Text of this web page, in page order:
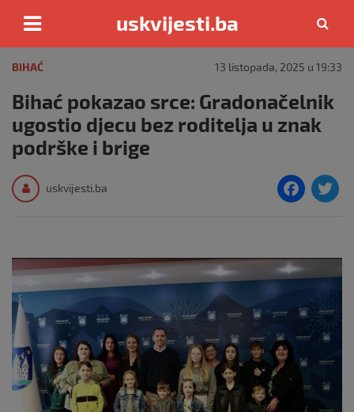
content
uskvijesti.ba
BIHAĆ 13 listopada, 2025 u 19:33
Bihać pokazao srce: Gradonačelnik
ugostio djecu bez roditelja u znak
podrške i brige
uskvijesti.ba
F
e
b
o
o
k